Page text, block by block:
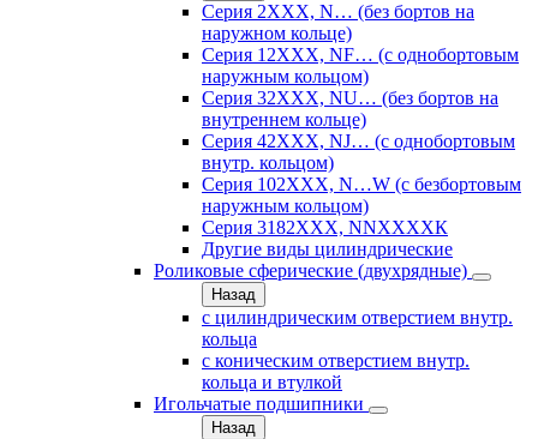
Серия 2ХХХ, N… (без бортов на
наружном кольце)
Серия 12ХХХ, NF… (с однобортовым
наружным кольцом)
Серия 32ХХХ, NU… (без бортов на
внутреннем кольце)
Серия 42ХХХ, NJ… (с однобортовым
внутр. кольцом)
Серия 102ХХХ, N…W (с безбортовым
наружным кольцом)
Серия 3182ХХХ, NNХХХХК
Другие виды цилиндрические
Роликовые сферические (двухрядные)
Назад
с цилиндрическим отверстием внутр.
кольца
с коническим отверстием внутр.
кольца и втулкой
Игольчатые подшипники
Назад